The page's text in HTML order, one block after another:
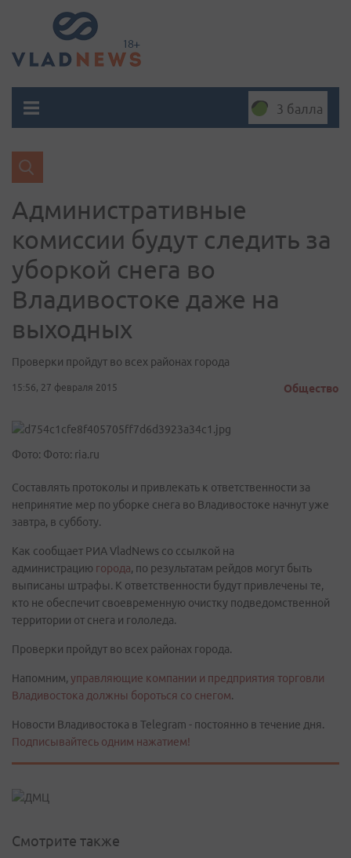
3 балла
Административные
комиссии будут следить за
уборкой снега во
Владивостоке даже на
выходных
Проверки пройдут во всех районах города
15:56, 27 февраля 2015 Общество
Фото: Фото: ria.ru
Составлять протоколы и привлекать к ответственности за
непринятие мер по уборке снега во Владивостоке начнут уже
завтра, в субботу.
Как сообщает РИА VladNews со ссылкой на
администрацию города, по результатам рейдов могут быть
выписаны штрафы. К ответственности будут привлечены те,
кто не обеспечит своевременную очистку подведомственной
территории от снега и гололеда.
Проверки пройдут во всех районах города.
Напомним, управляющие компании и предприятия торговли
Владивостока должны бороться со снегом.
Новости Владивостока в Telegram - постоянно в течение дня.
Подписывайтесь одним нажатием!
Смотрите также